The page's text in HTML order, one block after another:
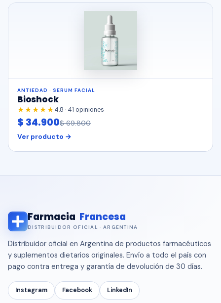
ANTIEDAD · SERUM FACIAL
Bioshock
★★★★★4.8 · 41 opiniones
$ 34.900$ 69.800
Ver producto →
Farmacia Francesa
DISTRIBUIDOR OFICIAL · ARGENTINA
Distribuidor oficial en Argentina de productos farmacéuticos
y suplementos dietarios originales. Envío a todo el país con
pago contra entrega y garantía de devolución de 30 días.
Instagram Facebook LinkedIn